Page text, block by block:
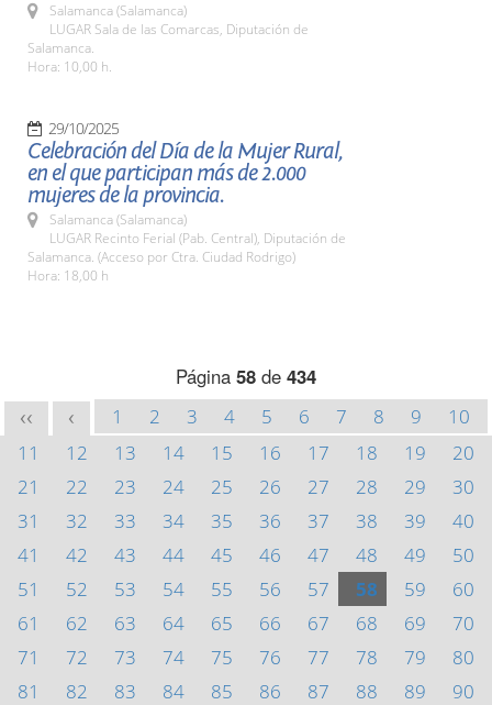
Salamanca (Salamanca)
LUGAR Sala de las Comarcas, Diputación de
Salamanca.
Hora: 10,00 h.
29/10/2025
Celebración del Día de la Mujer Rural,
en el que participan más de 2.000
mujeres de la provincia.
Salamanca (Salamanca)
LUGAR Recinto Ferial (Pab. Central), Diputación de
Salamanca. (Acceso por Ctra. Ciudad Rodrigo)
Hora: 18,00 h
Página 58 de 434
<< < 1 2 3 4 5 6 7 8 9
10
11
12 13 14 15 16 17 18 19
20
21
22 23 24 25 26 27 28 29
30
31
32 33 34 35 36 37 38 39
40
41
42 43 44 45 46 47 48 49
50
51
52 53 54 55 56 57 58 59
60
61
62 63 64 65 66 67 68 69
70
71
72 73 74 75 76 77 78 79
80
81
82 83 84 85 86 87 88 89
90